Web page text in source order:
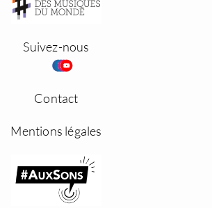
Suivez-nous
Contact
Mentions légales